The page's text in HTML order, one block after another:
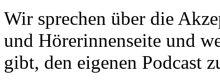
Wir sprechen über die
und Hörerinnenseite und
gibt, den eigenen Podcast